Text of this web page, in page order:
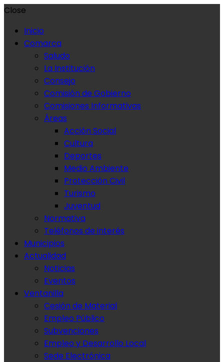
Close
Inicio
Comarca
Saludo
La Institución
Consejo
Comisión de Gobierno
Comisiones Informativas
Áreas
Acción Social
Cultura
Deportes
Medio Ambiente
Protección Civil
Turismo
Juventud
Normativa
Teléfonos de interés
Municipios
Actualidad
Noticias
Eventos
Ventanilla
Cesión de Material
Empleo Público
Subvenciones
Empleo y Desarrollo Local
Sede Electrónica